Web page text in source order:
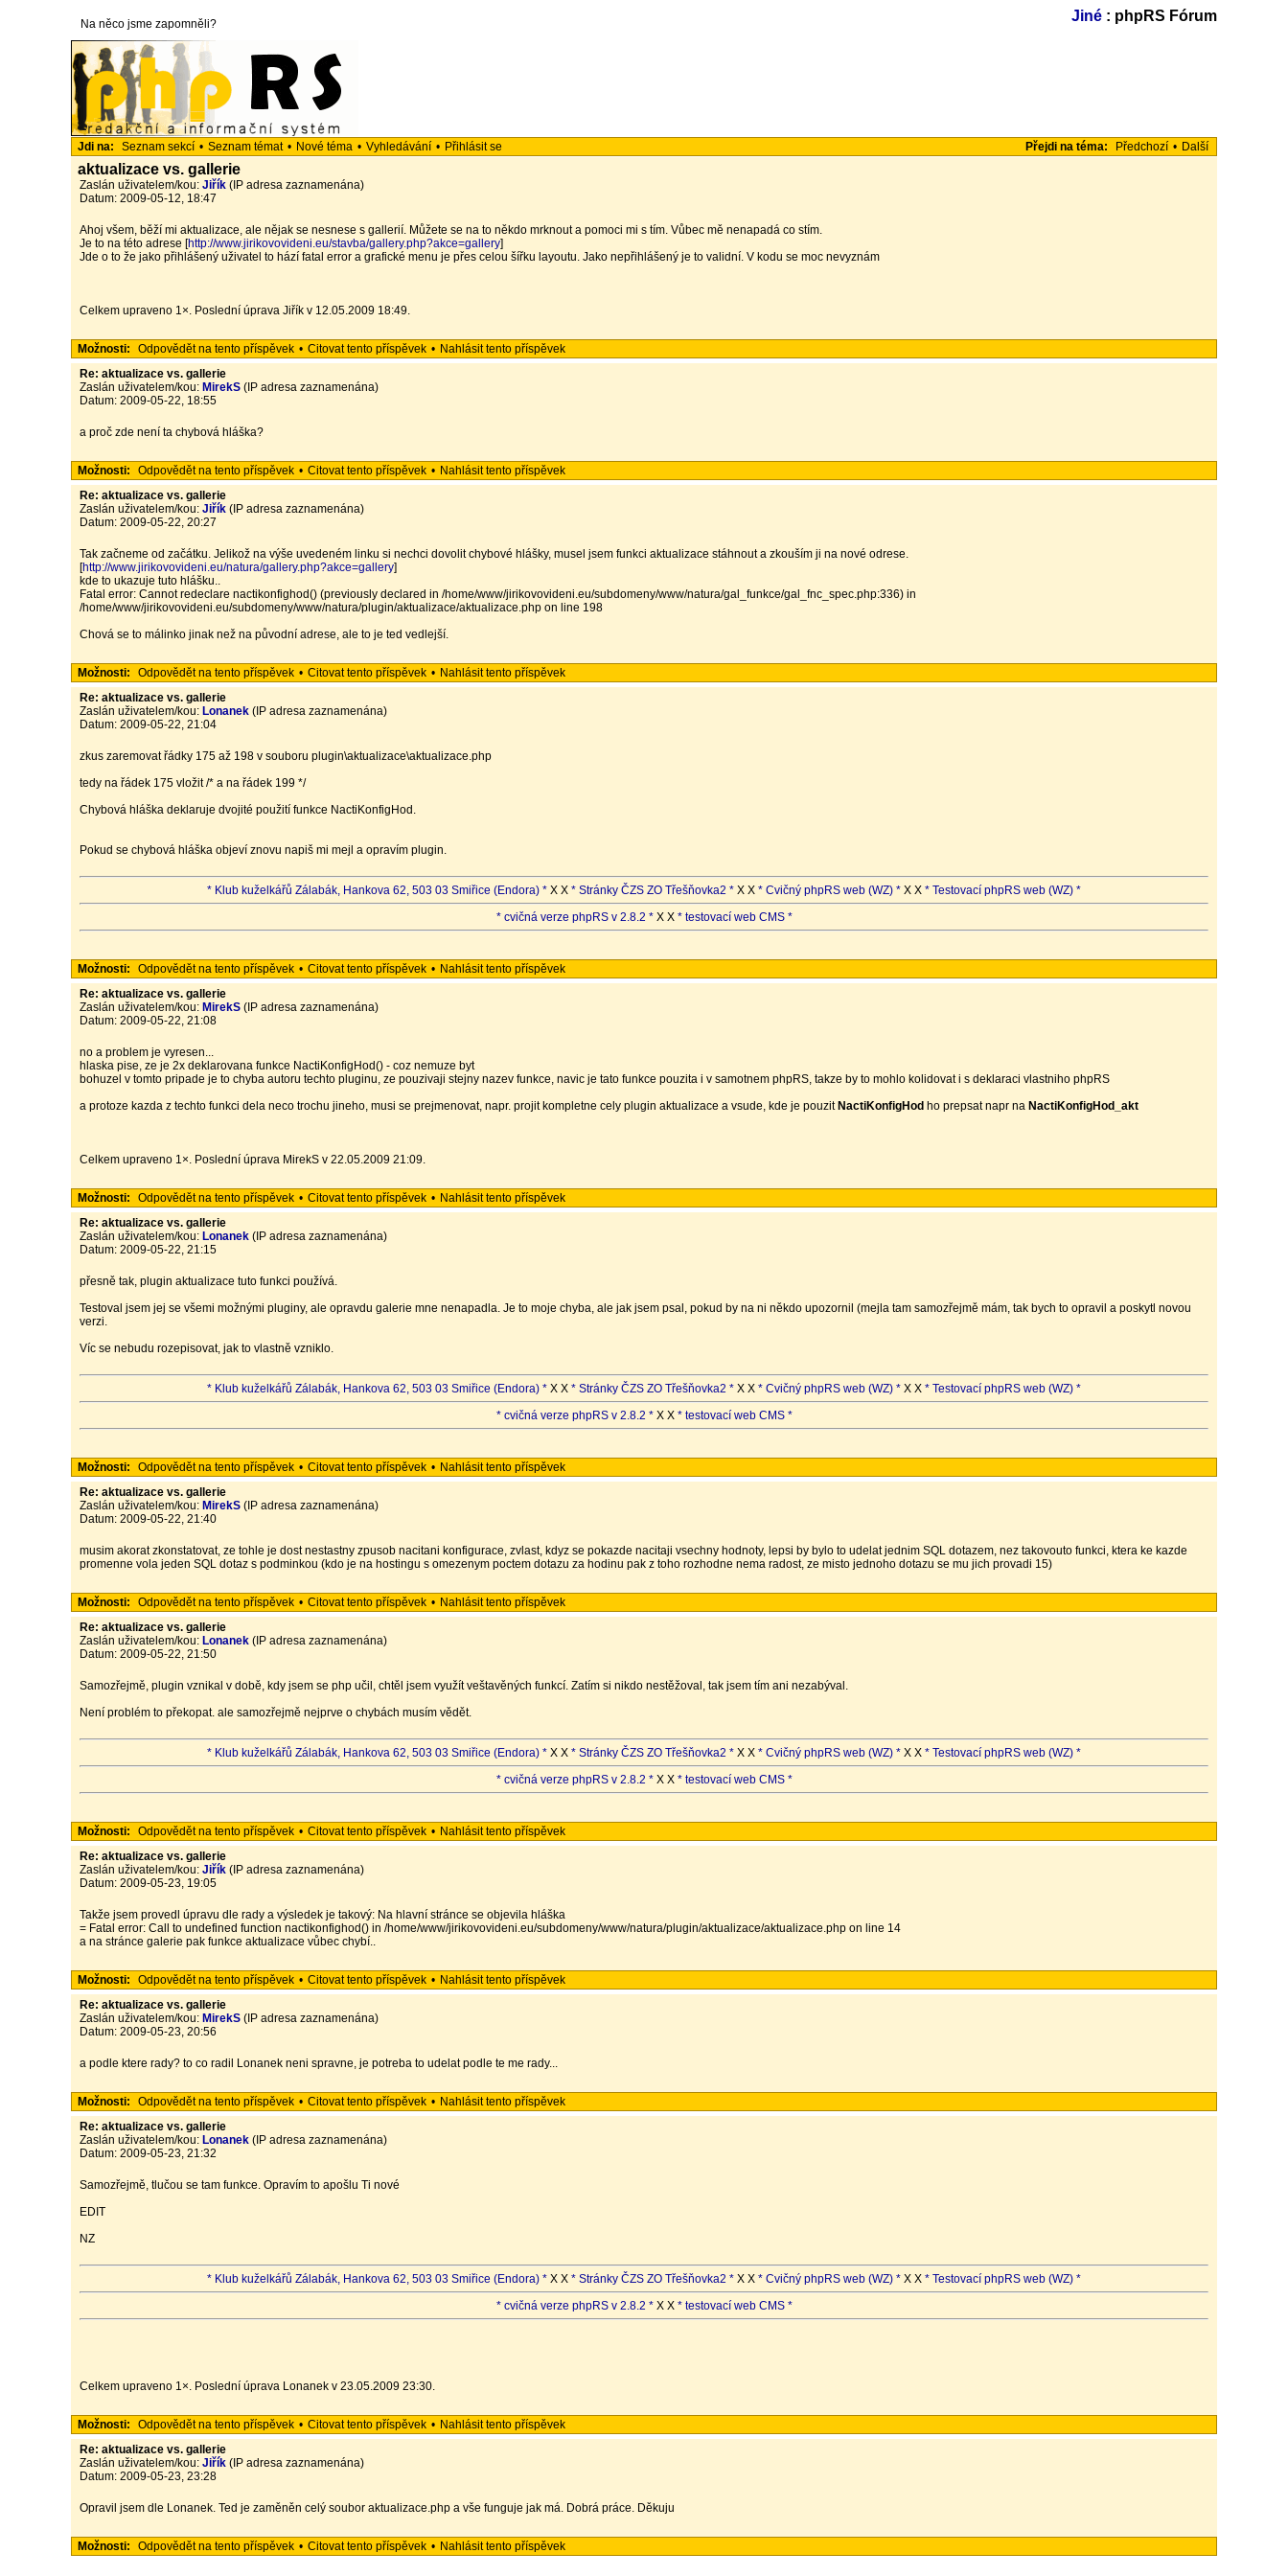
Jiné: phpRS Fórum
Na něco jsme zapomněli?
Přejdi na téma: Předchozí • Další
Jdi na: Seznam sekcí • Seznam témat • Nové téma • Vyhledávání • Přihlásit se
aktualizace vs. gallerie
Zaslán uživatelem/kou:Jiřík (IP adresa zaznamenána)
Datum: 2009-05-12, 18:47
Ahoj všem, běží mi aktualizace, ale nějak se nesnese s gallerií. Můžete se na to někdo mrknout a pomoci mi s tím. Vůbec mě nenapadá co stím.
Je to na této adrese [http://www.jirikovovideni.eu/stavba/gallery.php?akce=gallery]
Jde o to že jako přihlášený uživatel to hází fatal error a grafické menu je přes celou šířku layoutu. Jako nepřihlášený je to validní. V kodu se moc nevyznám
Celkem upraveno 1×. Poslední úprava Jiřík v 12.05.2009 18:49.
Možnosti: Odpovědět na tento příspěvek • Citovat tento příspěvek • Nahlásit tento příspěvek
Re: aktualizace vs. gallerie
Zaslán uživatelem/kou: MirekS (IP adresa zaznamenána)
Datum: 2009-05-22, 18:55
a proč zde není ta chybová hláška?
Možnosti: Odpovědět na tento příspěvek • Citovat tento příspěvek • Nahlásit tento příspěvek
Re: aktualizace vs. gallerie
Zaslán uživatelem/kou:Jiřík (IP adresa zaznamenána)
Datum: 2009-05-22, 20:27
Tak začneme od začátku. Jelikož na výše uvedeném linku si nechci dovolit chybové hlášky, musel jsem funkci aktualizace stáhnout a zkouším ji na nové odrese.
[http://www.jirikovovideni.eu/natura/gallery.php?akce=gallery]
kde to ukazuje tuto hlášku..
Fatal error: Cannot redeclare nactikonfighod() (previously declared in /home/www/jirikovovideni.eu/subdomeny/www/natura/gal_funkce/gal_fnc_spec.php:336) in
/home/www/jirikovovideni.eu/subdomeny/www/natura/plugin/aktualizace/aktualizace.php on line 198
Chová se to málinko jinak než na původní adrese, ale to je ted vedlejší.
Možnosti: Odpovědět na tento příspěvek • Citovat tento příspěvek • Nahlásit tento příspěvek
Re: aktualizace vs. gallerie
Zaslán uživatelem/kou: Lonanek (IP adresa zaznamenána)
Datum: 2009-05-22, 21:04
zkus zaremovat řádky 175 až 198 v souboru plugin\aktualizace\aktualizace.php
tedy na řádek 175 vložit /* a na řádek 199 */
Chybová hláška deklaruje dvojité použití funkce NactiKonfigHod.
Pokud se chybová hláška objeví znovu napiš mi mejl a opravím plugin.
* Klub kuželkářů Zálabák, Hankova 62, 503 03 Smiřice (Endora) * X X * Stránky ČZS ZO Třešňovka2 * X X * Cvičný phpRS web (WZ) * X X * Testovací phpRS web (WZ) *
* cvičná verze phpRS v 2.8.2 *X X * testovací web CMS *
Možnosti: Odpovědět na tento příspěvek • Citovat tento příspěvek • Nahlásit tento příspěvek
Re: aktualizace vs. gallerie
Zaslán uživatelem/kou: MirekS (IP adresa zaznamenána)
Datum: 2009-05-22, 21:08
no a problem je vyresen...
hlaska pise, ze je 2x deklarovana funkce NactiKonfigHod() - coz nemuze byt
bohuzel v tomto pripade je to chyba autoru techto pluginu, ze pouzivaji stejny nazev funkce, navic je tato funkce pouzita i v samotnem phpRS, takze by to mohlo kolidovat i s deklaraci vlastniho phpRS
a protoze kazda z techto funkci dela neco trochu jineho, musi se prejmenovat, napr. projit kompletne cely plugin aktualizace a vsude, kde je pouzit NactiKonfigHod ho prepsat napr na NactiKonfigHod_akt
Celkem upraveno 1×. Poslední úprava MirekS v 22.05.2009 21:09.
Možnosti: Odpovědět na tento příspěvek • Citovat tento příspěvek • Nahlásit tento příspěvek
Re: aktualizace vs. gallerie
Zaslán uživatelem/kou: Lonanek (IP adresa zaznamenána)
Datum: 2009-05-22, 21:15
přesně tak, plugin aktualizace tuto funkci používá.
Testoval jsem jej se všemi možnými pluginy, ale opravdu galerie mne nenapadla. Je to moje chyba, ale jak jsem psal, pokud by na ni někdo upozornil (mejla tam samozřejmě mám, tak bych to opravil a poskytl novou
verzi.
Víc se nebudu rozepisovat, jak to vlastně vzniklo.
* Klub kuželkářů Zálabák, Hankova 62, 503 03 Smiřice (Endora) * X X * Stránky ČZS ZO Třešňovka2 * X X * Cvičný phpRS web (WZ) * X X * Testovací phpRS web (WZ) *
* cvičná verze phpRS v 2.8.2 *X X * testovací web CMS *
Možnosti: Odpovědět na tento příspěvek • Citovat tento příspěvek • Nahlásit tento příspěvek
Re: aktualizace vs. gallerie
Zaslán uživatelem/kou: MirekS (IP adresa zaznamenána)
Datum: 2009-05-22, 21:40
musim akorat zkonstatovat, ze tohle je dost nestastny zpusob nacitani konfigurace, zvlast, kdyz se pokazde nacitaji vsechny hodnoty, lepsi by bylo to udelat jednim SQL dotazem, nez takovouto funkci, ktera ke kazde
promenne vola jeden SQL dotaz s podminkou (kdo je na hostingu s omezenym poctem dotazu za hodinu pak z toho rozhodne nema radost, ze misto jednoho dotazu se mu jich provadi 15)
Možnosti: Odpovědět na tento příspěvek • Citovat tento příspěvek • Nahlásit tento příspěvek
Re: aktualizace vs. gallerie
Zaslán uživatelem/kou: Lonanek (IP adresa zaznamenána)
Datum: 2009-05-22, 21:50
Samozřejmě, plugin vznikal v době, kdy jsem se php učil, chtěl jsem využít veštavěných funkcí. Zatím si nikdo nestěžoval, tak jsem tím ani nezabýval.
Není problém to překopat. ale samozřejmě nejprve o chybách musím vědět.
* Klub kuželkářů Zálabák, Hankova 62, 503 03 Smiřice (Endora) * X X * Stránky ČZS ZO Třešňovka2 * X X * Cvičný phpRS web (WZ) * X X * Testovací phpRS web (WZ) *
* cvičná verze phpRS v 2.8.2 *X X * testovací web CMS *
Možnosti: Odpovědět na tento příspěvek • Citovat tento příspěvek • Nahlásit tento příspěvek
Re: aktualizace vs. gallerie
Zaslán uživatelem/kou:Jiřík (IP adresa zaznamenána)
Datum: 2009-05-23, 19:05
Takže jsem provedl úpravu dle rady a výsledek je takový: Na hlavní stránce se objevila hláška
= Fatal error: Call to undefined function nactikonfighod() in /home/www/jirikovovideni.eu/subdomeny/www/natura/plugin/aktualizace/aktualizace.php on line 14
a na stránce galerie pak funkce aktualizace vůbec chybí..
Možnosti: Odpovědět na tento příspěvek • Citovat tento příspěvek • Nahlásit tento příspěvek
Re: aktualizace vs. gallerie
Zaslán uživatelem/kou: MirekS (IP adresa zaznamenána)
Datum: 2009-05-23, 20:56
a podle ktere rady? to co radil Lonanek neni spravne, je potreba to udelat podle te me rady...
Možnosti: Odpovědět na tento příspěvek • Citovat tento příspěvek • Nahlásit tento příspěvek
Re: aktualizace vs. gallerie
Zaslán uživatelem/kou: Lonanek (IP adresa zaznamenána)
Datum: 2009-05-23, 21:32
Samozřejmě, tlučou se tam funkce. Opravím to apošlu Ti nové
EDIT
NZ
* Klub kuželkářů Zálabák, Hankova 62, 503 03 Smiřice (Endora) * X X * Stránky ČZS ZO Třešňovka2 * X X * Cvičný phpRS web (WZ) * X X * Testovací phpRS web (WZ) *
* cvičná verze phpRS v 2.8.2 *X X * testovací web CMS *
Celkem upraveno 1×. Poslední úprava Lonanek v 23.05.2009 23:30.
Možnosti: Odpovědět na tento příspěvek • Citovat tento příspěvek • Nahlásit tento příspěvek
Re: aktualizace vs. gallerie
Zaslán uživatelem/kou:Jiřík (IP adresa zaznamenána)
Datum: 2009-05-23, 23:28
Opravil jsem dle Lonanek. Ted je zaměněn celý soubor aktualizace.php a vše funguje jak má. Dobrá práce. Děkuju
Možnosti: Odpovědět na tento příspěvek • Citovat tento příspěvek • Nahlásit tento příspěvek